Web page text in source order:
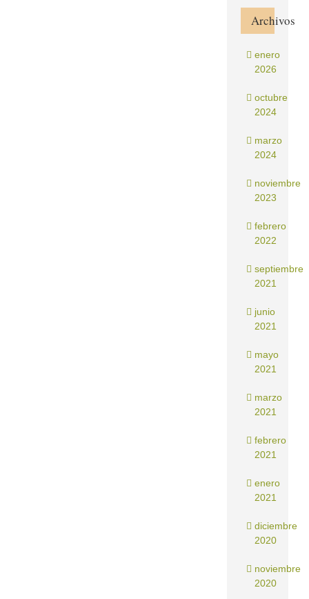
Archivos
enero
2026
octubre
2024
marzo
2024
noviembre
2023
febrero
2022
septiembre
2021
junio
2021
mayo
2021
marzo
2021
febrero
2021
enero
2021
diciembre
2020
noviembre
2020